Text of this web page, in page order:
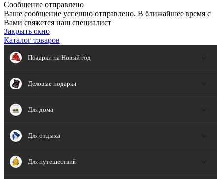
Сообщение отправлено
Ваше сообщение успешно отправлено. В ближайшее время с
Вами свяжется наш специалист
Закрыть окно
Каталог товаров
Подарки на Новый год
Деловые подарки
Для дома
Для отдыха
Для путешествий